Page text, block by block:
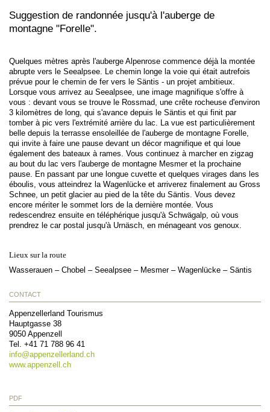
Suggestion de randonnée jusqu'à l'auberge de
montagne "Forelle".
Quelques mètres après l'auberge Alpenrose commence déjà la montée
abrupte vers le Seealpsee. Le chemin longe la voie qui était autrefois
prévue pour le chemin de fer vers le Säntis - un projet ambitieux.
Lorsque vous arrivez au Seealpsee, une image magnifique s'offre à
vous : devant vous se trouve le Rossmad, une crête rocheuse d'environ
3 kilomètres de long, qui s'avance depuis le Säntis et qui finit par
tomber à pic vers l'extrémité arrière du lac. La vue est particulièrement
belle depuis la terrasse ensoleillée de l'auberge de montagne Forelle,
qui invite à faire une pause devant un décor magnifique et qui loue
également des bateaux à rames. Vous continuez à marcher en zigzag
au bout du lac vers l'auberge de montagne Mesmer et la prochaine
pause. En passant par une longue cuvette et quelques virages dans les
éboulis, vous atteindrez la Wagenlücke et arriverez finalement au Gross
Schnee, un petit glacier au pied de la tête du Säntis. Vous devez
encore mériter le sommet lors de la dernière montée. Vous
redescendrez ensuite en téléphérique jusqu'à Schwägalp, où vous
prendrez le car postal jusqu'à Urnäsch, en ménageant vos genoux.
Lieux sur la route
Wasserauen – Chobel – Seealpsee – Mesmer – Wagenlücke – Säntis
CONTACT
Appenzellerland Tourismus
Hauptgasse 38
9050 Appenzell
Tel. +41 71 788 96 41
info@appenzellerland.ch
www.appenzell.ch
PDF